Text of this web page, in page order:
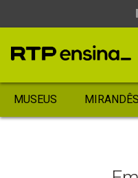
MUSEUS MIRANDÊS